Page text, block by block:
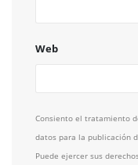
Web
Consiento el tratamiento
datos para la publicación
Puede ejercer sus